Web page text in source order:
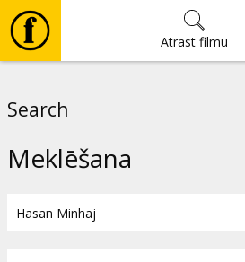
Atrast filmu
Search
Meklēšana